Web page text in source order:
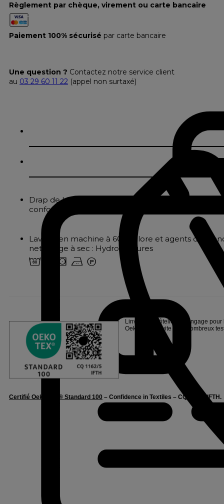
Règlement par chèque, virement ou carte bancaire
Paiement 100% sécurisé par carte bancaire
Une question ? Contactez notre service client
au 03 29 60 11 22 (appel non surtaxé)
Drap de bain en éponge 700grs/m² boucles fils
conformer aux exigences professionnelles
Lavage en machine à 60° Chlore et agents de
nettoyage à sec : Hydrocarbures
4 o s b W
Linvosges Hôtellerie s’engage
Oeko-Tex®, suite à de nombreux
Certifié Oeko-Tex® Standard 100 – Confidence in Textiles – CQ1162/5 IFTH.